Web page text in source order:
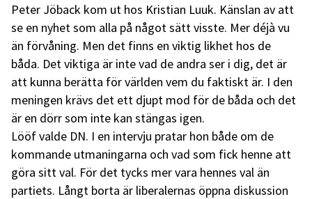
Peter Jöback kom ut hos Kristian Luuk. Känslan av att
se en nyhet som alla på något sätt visste. Mer déjà vu
än förvåning. Men det finns en viktig likhet hos de
båda. Det viktiga är inte vad de andra ser i dig, det är
att kunna berätta för världen vem du faktiskt är. I den
meningen krävs det ett djupt mod för de båda och det
är en dörr som inte kan stängas igen.
Lööf valde DN. I en intervju pratar hon både om de
kommande utmaningarna och vad som fick henne att
göra sitt val. För det tycks mer vara hennes val än
partiets. Långt borta är liberalernas öppna diskussion